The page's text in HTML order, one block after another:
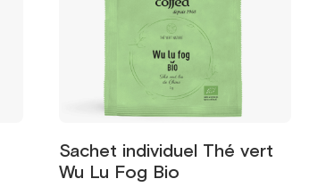
Sachet individuel Thé vert
Wu Lu Fog Bio